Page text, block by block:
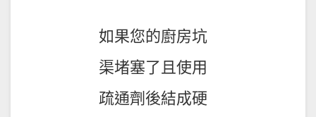
如果您的廚房坑
渠堵塞了且使用
疏通劑後結成硬